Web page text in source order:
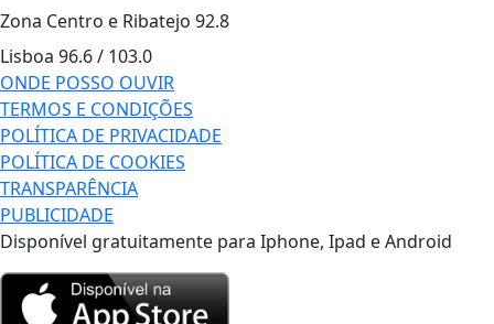
Zona Centro e Ribatejo 92.8
Lisboa 96.6 / 103.0
ONDE POSSO OUVIR
TERMOS E CONDIÇÕES
POLÍTICA DE PRIVACIDADE
POLÍTICA DE COOKIES
TRANSPARÊNCIA
PUBLICIDADE
Disponível gratuitamente para Iphone, Ipad e Android